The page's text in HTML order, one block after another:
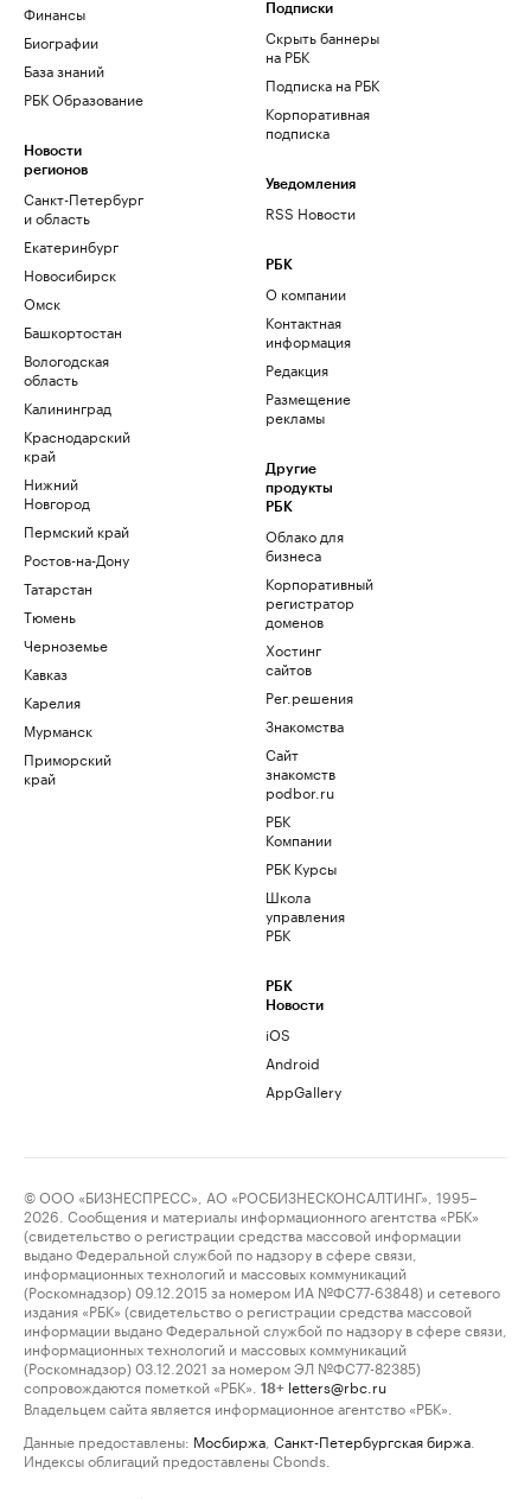
Финансы
Биографии
База знаний
РБК Образование
Новости
регионов
Санкт-Петербург
и область
Екатеринбург
Новосибирск
Омск
Башкортостан
Вологодская
область
Калининград
Краснодарский
край
Нижний
Новгород
Пермский край
Ростов-на-Дону
Татарстан
Тюмень
Черноземье
Кавказ
Карелия
Мурманск
Приморский
край
Подписки
Скрыть баннеры
на РБК
Подписка на РБК
Корпоративная
подписка
Уведомления
RSS Новости
РБК
О компании
Контактная
информация
Редакция
Размещение
рекламы
Другие
продукты
РБК
Облако для
бизнеса
Корпоративный
регистратор
доменов
Хостинг
сайтов
Рег.решения
Знакомства
Сайт
знакомств
podbor.ru
РБК
Компании
РБК Курсы
Школа
управления
РБК
РБК
Новости
iOS
Android
AppGallery
© ООО «БИЗНЕСПРЕСС», АО «РОСБИЗНЕСКОНСАЛТИНГ», 1995–
2026. Сообщения и материалы информационного агентства «РБК»
(свидетельство о регистрации средства массовой информации
выдано Федеральной службой по надзору в сфере связи,
информационных технологий и массовых коммуникаций
(Роскомнадзор) 09.12.2015 за номером ИА №ФС77-63848) и сетевого
издания «РБК» (свидетельство о регистрации средства массовой
информации выдано Федеральной службой по надзору в сфере связи,
информационных технологий и массовых коммуникаций
(Роскомнадзор) 03.12.2021 за номером ЭЛ №ФС77-82385)
сопровождаются пометкой «РБК».
18+ letters@rbc.ru
Владельцем сайта является информационное агентство «РБК».
Данные предоставлены: Мосбиржа Санкт-Петербургская биржа
Индексы облигаций предоставлены Cbonds.